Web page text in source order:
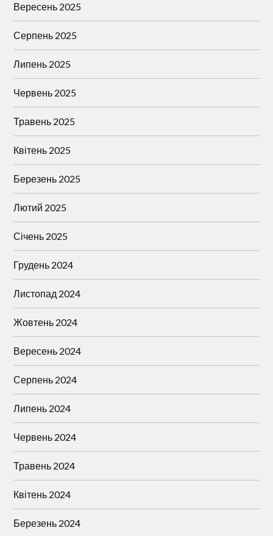
Вересень 2025
Серпень 2025
Липень 2025
Червень 2025
Травень 2025
Квітень 2025
Березень 2025
Лютий 2025
Січень 2025
Грудень 2024
Листопад 2024
Жовтень 2024
Вересень 2024
Серпень 2024
Липень 2024
Червень 2024
Травень 2024
Квітень 2024
Березень 2024